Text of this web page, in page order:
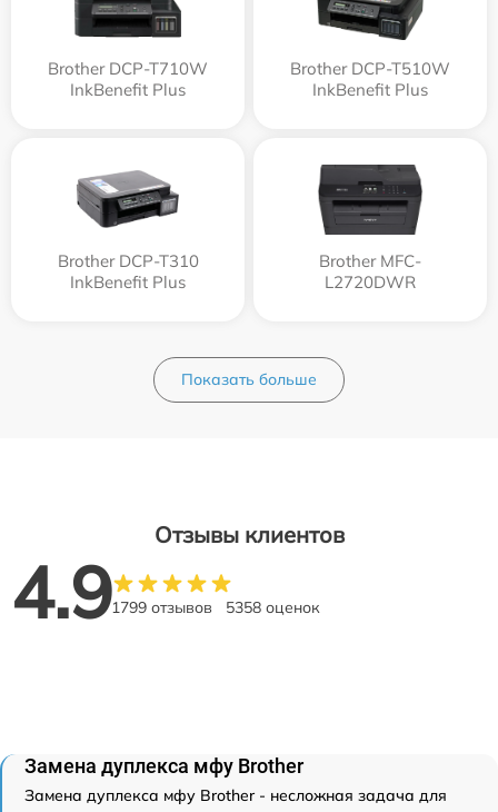
Brother DCP-T710W
InkBenefit Plus
Brother DCP-T510W
InkBenefit Plus
Brother DCP-T310
InkBenefit Plus
Brother MFC-
L2720DWR
Показать больше
Отзывы клиентов
4.91799 отзывов 5358 оценок
Замена дуплекса мфу Brother
Замена дуплекса мфу Brother - несложная задача для